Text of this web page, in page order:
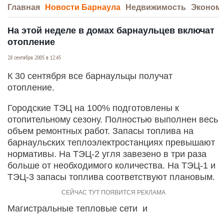
Главная Новости Барнаула Недвижимость
На этой неделе в домах барнаульцев включат
отопление
28 сентября 2005 в 12:45
К 30 сентября все барнаульцы получат
отопление.
Городские ТЭЦ на 100% подготовлены к
отопительному сезону. Полностью выполнен весь
объем ремонтных работ. Запасы топлива на
барнаульских теплоэлектростанциях превышают
нормативы. На ТЭЦ-2 угля завезено в три раза
больше от необходимого количества. На ТЭЦ-1 и
ТЭЦ-3 запасы топлива соответствуют плановым.
Магистральные тепловые сети и